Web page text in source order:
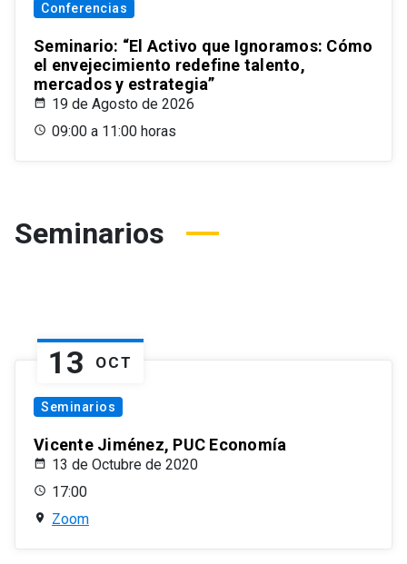
Conferencias
Seminario: “El Activo que Ignoramos: Cómo
el envejecimiento redefine talento,
mercados y estrategia”
19 de Agosto de 2026
09:00 a 11:00 horas
Seminarios
13 OCT
Seminarios
Vicente Jiménez, PUC Economía
13 de Octubre de 2020
17:00
Zoom